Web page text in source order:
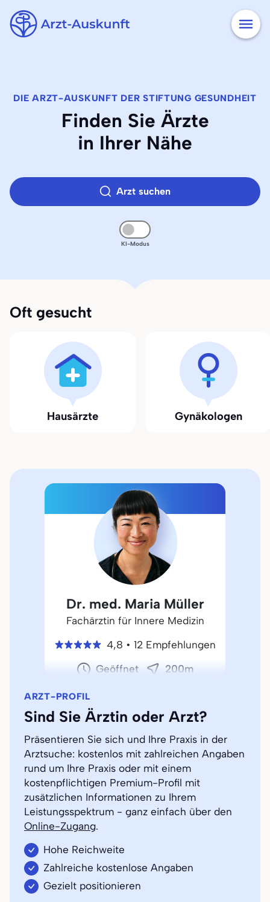
DIE ARZT-AUSKUNFT DER STIFTUNG GESUNDHEIT
Finden Sie Ärzte
in Ihrer Nähe
Arzt suchen
KI-Modus
Oft gesucht
Hausärzte Gynäkologen
Dr. med. Maria Müller
Fachärztin für Innere Medizin
4,8 • 12 Empfehlungen
Geöffnet 200m
ARZT-PROFIL
Sind Sie Ärztin oder Arzt?
Präsentieren Sie sich und Ihre Praxis in der
Arztsuche: kostenlos mit zahlreichen Angaben
rund um Ihre Praxis oder mit einem
kostenpflichtigen Premium-Profil mit
zusätzlichen Informationen zu Ihrem
Leistungsspektrum - ganz einfach über den
Online-Zugang.
Hohe Reichweite
Zahlreiche kostenlose Angaben
Gezielt positionieren